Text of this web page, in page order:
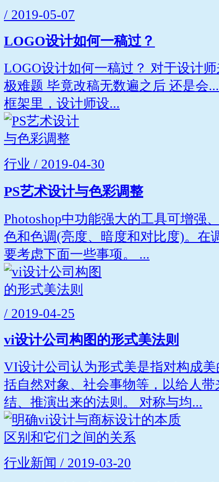
/ 2019-05-07
LOGO设计如何一稿过？
LOGO设计如何一稿过？ 对于设计
极难题 毕竟改稿无数遍之后 还是会
框架里，设计师设...
行业 / 2019-04-30
PS艺术设计与色彩调整
Photoshop中功能强大的工具可增强
色和色调(亮度、暗度和对比度)。在
要考虑下面一些事项。 ...
/ 2019-04-25
vi设计公司构图的形式美法则
VI设计公司认为形式美是指对构成
括自然对象、社会事物等，以给人
结、推演出来的法则。 对称与均...
行业新闻 / 2019-03-20